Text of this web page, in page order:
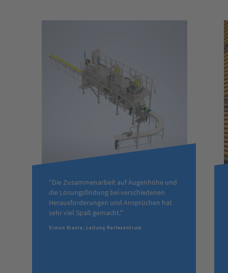
"Die Zusammenarbeit auf Augenhöhe und
die Lösungsfindung bei verschiedenen
Herausforderungen und Ansprüchen hat
sehr viel Spaß gemacht."
Simon Kienle, Leitung Reifezentrum